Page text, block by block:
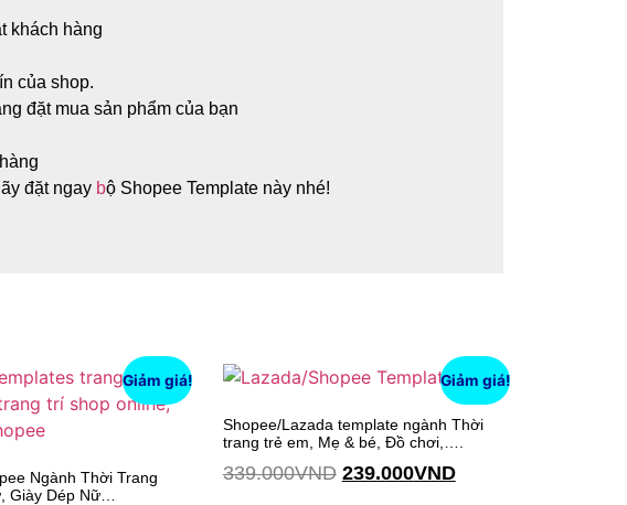
khách hàng
của shop.
đặt mua sản phẩm của bạn
đặt ngay bộ Shopee Template này nhé!
Giảm giá!
Ngành Thời Trang
Giày Dép Nữ…
Giảm giá!
Shopee/Lazada template ngành Thời
trang trẻ em, Mẹ & bé, Đồ chơi,….
339.000VND 239.000VND